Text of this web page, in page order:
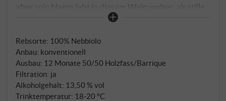
aber sein Name lebt in diesem Wein weiter, als stille
Hommage an die alte Berglandwirtschaft dieser
den Nebbiolo der Valtellina – aus Weinbergen
verschiedener Subzonen. Was den Mazér von den
klassischen Zonentypologien unterscheidet, ist ein
kleines Detail mit großer Wirkung: Ein kleiner Anteil
der Trauben wird einige Tage getrocknet. Der
Rebsorte: 100% Nebbiolo
Anbau: konventionell
Ausbau: 12 Monate 50/50 Holzfass/Barrique
Filtration: ja
Alkoholgehalt: 13,50 % vol
Trinktemperatur: 18‑20 °C